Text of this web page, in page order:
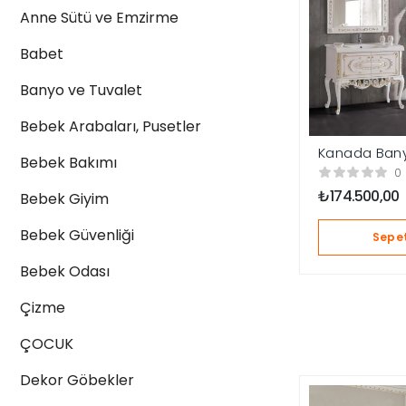
Anne Sütü ve Emzirme
Babet
Banyo ve Tuvalet
Bebek Arabaları, Pusetler
Bebek Bakımı
Bebek Giyim
Bebek Güvenliği
Bebek Odası
Çizme
ÇOCUK
Dekor Göbekler
Kanada
0
₺174.500,00